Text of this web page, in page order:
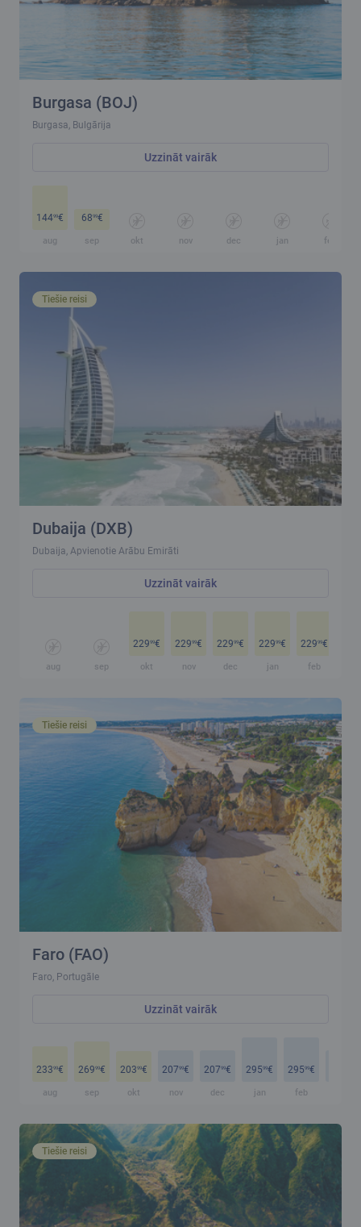
Burgasa (BOJ)
Burgasa, Bulgārija
Uzzināt vairāk
14499€
aug
6899€
sep okt nov dec jan feb
Tiešie reisi
Dubaija (DXB)
Dubaija, Apvienotie Arābu Emirāti
Uzzināt vairāk
aug sep
22999€
okt
22999€
nov
22999€
dec
22999€
jan
22999€
feb
Tiešie reisi
Faro (FAO)
Faro, Portugāle
Uzzināt vairāk
23399€
aug
26999€
sep
20399€
okt
20799€
nov
20799€
dec
29599€
jan
29599€
feb
Tiešie reisi